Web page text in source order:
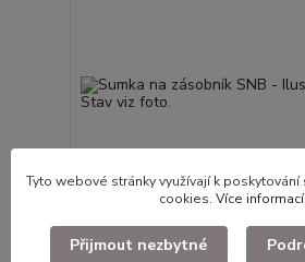
Tyto webové stránky využívají k
cookies. Více informací.
Přijmout nezbytné